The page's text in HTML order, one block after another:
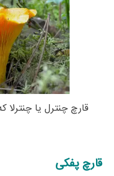
قارچ چنترل یا
قارچ پفکی